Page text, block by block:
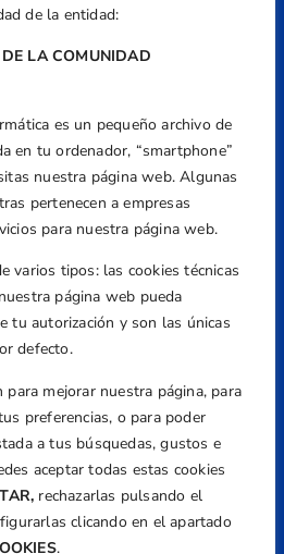
de la entidad:
LA COMUNIDAD
es un pequeño archivo de
en tu ordenador, “smartphone”
nuestra página web. Algunas
pertenecen a empresas
para nuestra página web.
varios tipos: las cookies técnicas
página web pueda
tu autorización y son las únicas
defecto.
para mejorar nuestra página, para
preferencias, o para poder
a tus búsquedas, gustos e
aceptar todas estas cookies
rechazarlas pulsando el
clicando en el apartado
.
Dirección
Carrer d'Isaac Peral i
2 y 3, 46980,
Valencia
367 799
Email
Legal
de Privacidad